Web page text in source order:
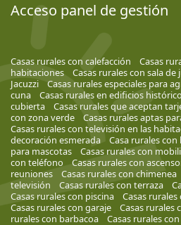
Acceso panel de gestión
Casas rurales con calefacción
Casas
habitaciones
Casas rurales con sala de
Jacuzzi
Casas rurales especiales para
cuna
Casas rurales en edificios
cubierta
Casas rurales que aceptan
con zona verde
Casas rurales aptas
Casas rurales con televisión en las
decoración esmerada
Casa rurales con
para mascotas
Casas rurales con
con teléfono
Casas rurales con
reuniones
Casas rurales con chimenea
televisión
Casas rurales con terraza
Casas rurales con piscina
Casas
Casas rurales con garaje
Casas rurales
rurales con barbacoa
Casas rurales